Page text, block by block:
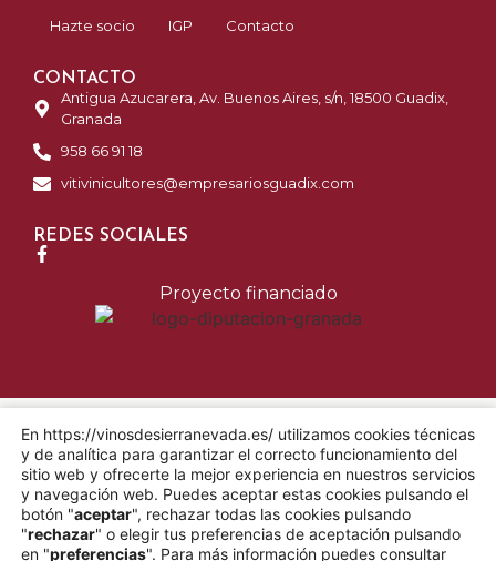
Hazte socio IGP Contacto
CONTACTO
Antigua Azucarera, Av. Buenos Aires, s/n, 18500 Guadix,
Granada
958 66 91 18
vitivinicultores@empresariosguadix.com
REDES SOCIALES
Proyecto financiado
Diseño: Witcreativo
En https://vinosdesierranevada.es/ utilizamos cookies técnicas
y de analítica para garantizar el correcto funcionamiento del
sitio web y ofrecerte la mejor experiencia en nuestros servicios
y navegación web. Puedes aceptar estas cookies pulsando el
botón "aceptar", rechazar todas las cookies pulsando
"rechazar" o elegir tus preferencias de aceptación pulsando
en "preferencias". Para más información puedes consultar